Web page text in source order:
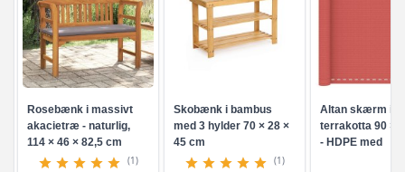
Rosebænk i massivt
akacietræ - naturlig,
114 × 46 × 82,5 cm
(1)
Skobænk i bambus
med 3 hylder 70 × 28 ×
45 cm
(1)
Altan skærm i
terrakotta 90 ×
- HDPE med